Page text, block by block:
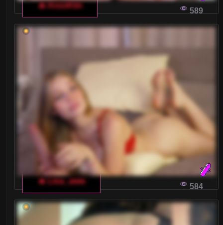
🔥 AnzuKim
589
🔥 Lina_aww
584